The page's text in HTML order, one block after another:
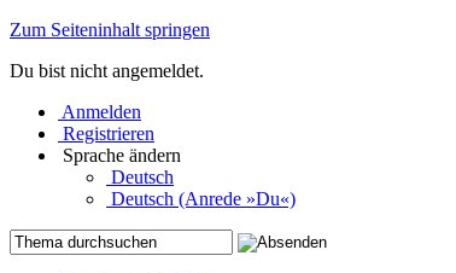
Zum Seiteninhalt springen
Du bist nicht angemeldet.
Anmelden
Registrieren
Sprache ändern
Deutsch
Deutsch (Anrede »Du«)